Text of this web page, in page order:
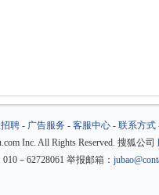
聘- 广告服务- 客服中心- 联系方式
Inc. All Rights Reserved. 搜狐公司
－62728061 举报邮箱：